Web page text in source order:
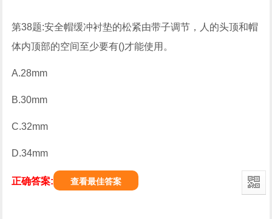
第38题:安全帽缓冲衬垫的松紧由带子调节，人的头顶和帽
体内顶部的空间至少要有()才能使用。
A.28mm
B.30mm
C.32mm
D.34mm
正确答案: 查看最佳答案